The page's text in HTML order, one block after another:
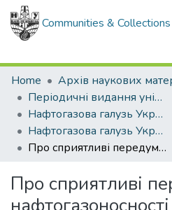
Communities & Collections
Home
Періодичні видання університету
Нафтогазова галузь України
Нафтогазова галузь України - 2016. - , № 1
Про сприятливі передумови нафтогазоносності базогенного комплексу в Дніпровсько-Донецькому розсуві. Передбачуваний механізм нафтогазонакопичення та занурення базогенного комплексу
Про сприятливі